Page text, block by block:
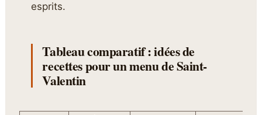
esprits.
Tableau comparatif : idées de
recettes pour un menu de Saint-
Valentin